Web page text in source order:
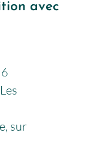
avec
sur